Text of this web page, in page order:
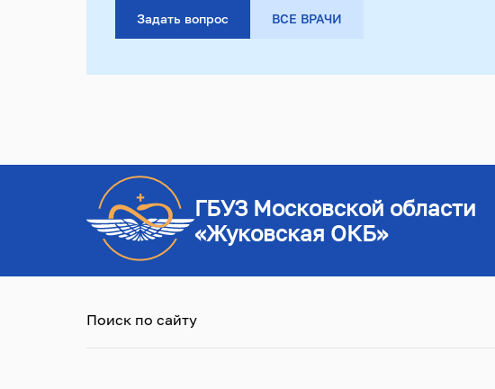
Задать вопрос ВСЕ ВРАЧИ
ГБУЗ Московской области
«Жуковская ОКБ»
Поиск по сайту